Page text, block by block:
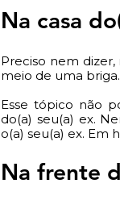
Na casa
Preciso nem
meio de uma
Esse tópico não
do(a) seu(a) ex.
o(a) seu(a) ex. Em
Na frente